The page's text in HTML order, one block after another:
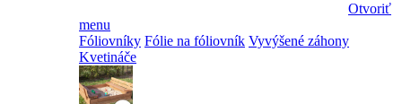
Otvoriť
menu
Fóliovníky Fólie na fóliovník Vyvýšené záhony
Kvetináče